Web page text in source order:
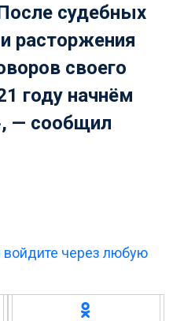
судебных
расторжения
своего
году начнём
— сообщил
через любую